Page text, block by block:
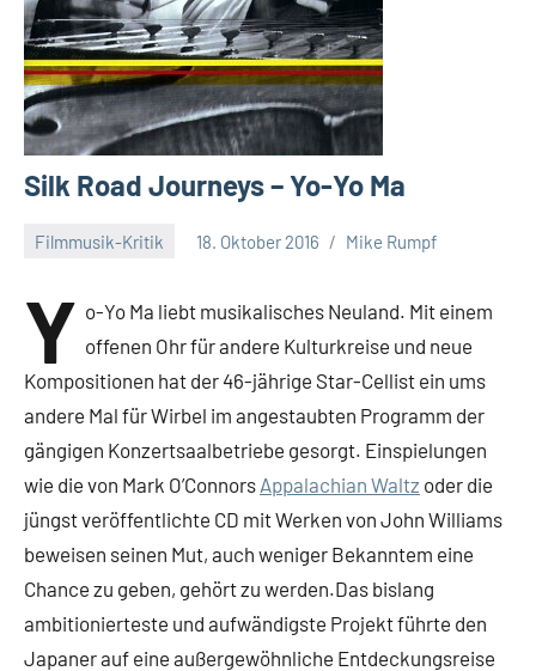
Silk Road Journeys – Yo-Yo Ma
Filmmusik-Kritik 18. Oktober 2016 Mike Rumpf
Y o-Yo Ma liebt musikalisches Neuland. Mit einem
offenen Ohr für andere Kulturkreise und neue
Kompositionen hat der 46-jährige Star-Cellist ein ums
andere Mal für Wirbel im angestaubten Programm der
gängigen Konzertsaalbetriebe gesorgt. Einspielungen
wie die von Mark O’Connors Appalachian Waltz oder die
jüngst veröffentlichte CD mit Werken von John Williams
beweisen seinen Mut, auch weniger Bekanntem eine
Chance zu geben, gehört zu werden.Das bislang
ambitionierteste und aufwändigste Projekt führte den
Japaner auf eine außergewöhnliche Entdeckungsreise